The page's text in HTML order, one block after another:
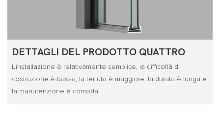
DETTAGLI DEL PRODOTTO QUATTRO
L'installazione è relativamente semplice, la difficoltà di
costruzione è bassa, la tenuta è maggiore, la durata è lunga e
la manutenzione è comoda.